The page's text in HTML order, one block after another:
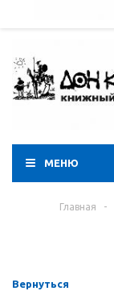
МЕНЮ
Главная -
Вернуться